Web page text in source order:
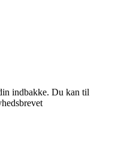
indbakke. Du kan til